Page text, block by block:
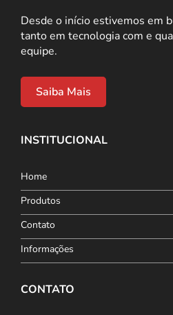
Desde o início estivemos em
tanto em tecnologia com e
equipe.
Saiba Mais
INSTITUCIONAL
Home
Produtos
Contato
Informações
CONTATO